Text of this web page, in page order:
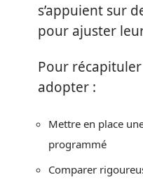
s’appuient sur
pour ajuster
Pour
adopter :
Mettre en place
programmé
Comparer